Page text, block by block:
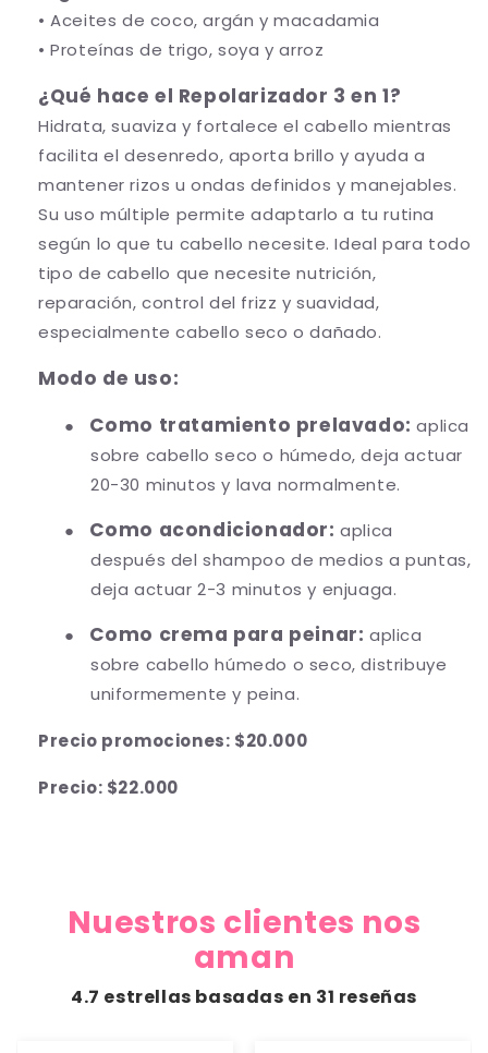
0
l
2
m
l
• Aceites de coco, argán y macadamia
• Proteínas de trigo, soya y arroz
¿Qué hace el Repolarizador 3 en 1?
Hidrata, suaviza y fortalece el cabello mientras
facilita el desenredo, aporta brillo y ayuda a
mantener rizos u ondas definidos y manejables.
Su uso múltiple permite adaptarlo a tu rutina
según lo que tu cabello necesite. Ideal para todo
tipo de cabello que necesite nutrición,
reparación, control del frizz y suavidad,
especialmente cabello seco o dañado.
Modo de uso:
● Como tratamiento prelavado: aplica
sobre cabello seco o húmedo, deja actuar
20-30 minutos y lava normalmente.
●
Como acondicionador: aplica
después del shampoo de medios a puntas,
deja actuar 2-3 minutos y enjuaga.
●
Como crema para peinar: aplica
sobre cabello húmedo o seco, distribuye
uniformemente y peina.
Precio promociones: $20.000
Precio: $22.000
Nuestros clientes nos
aman
4.7 estrellas basadas en 31 reseñas